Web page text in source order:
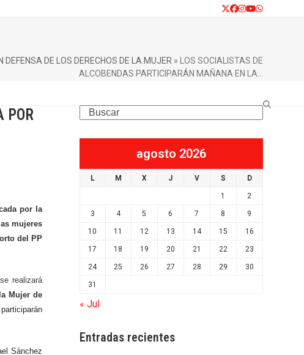
Twitter
Facebook
Instagram
YouTube
Whatsapp
DE LOS DERECHOS DE LA MUJER »
LOS SOCIALISTAS DE
ALCOBENDAS PARTICIPARÁN MAÑANA EN LA…
POR
por la
mujeres
del PP
realizará
Mujer de
Sánchez
Search
agosto 2026
L M X J V S D
1 2
3 4 5 6 7 8 9
10 11 12 13 14 15 16
17 18 19 20 21 22 23
24 25 26 27 28 29 30
31
« Jul
Entradas recientes